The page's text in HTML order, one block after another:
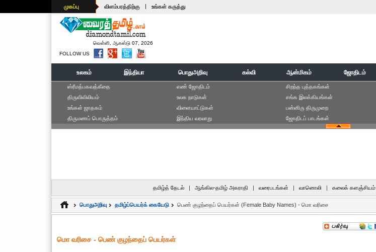
முகப்பு விளம்பரத்திற்கு | உங்கள் கருத்து
வெள்ளி, ஆகஸ்டு 07, 2026
FOLLOW US
உலகம் இந்தியா பொதுஅறிவு கல்வி ஆன்மிகம் ஜோதிடம்
ஸ்ரீமத்பகவத்கீதை
திருவிவிலியம்
உங்கள் ஜாதகம்
திருமணப் பொருத்தம்
எ‌ண் ஜோ‌திட‌ம்
உலக நாடுகள்
விளையாட்டுகள்
இந்திய வரலாறு
சிறந்த புத்தகங்கள்
சங்க இலக்கியங்கள்
பன்னிரு திருமுறை
ஜோதிடப் பாடங்கள்
தமிழ்த் தேடல் | ஆங்கில-தமிழ் அகராதி | வரைபடங்கள் | வானொலி | கலைக் களஞ்சியம்
பொதுஅறிவு தமிழ்ப்பெயர்க் கையேடு பெண் குழந்தைப் பெயர்கள் (Female Baby Names) - மொ வரிசை
மொ வரிசை - பெண் குழந்தைப் பெயர்கள்